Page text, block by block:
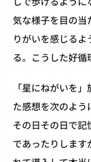
気な様子を目の当
りがいを感じる
る。こうした好循
「星にねがいを
た感想を次のよ
その日その日で
であったりします